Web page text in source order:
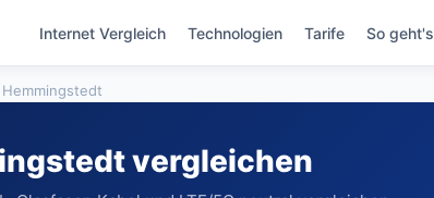
Internet Vergleich Technologien Tarife So geht's
Hemmingstedt
vergleichen